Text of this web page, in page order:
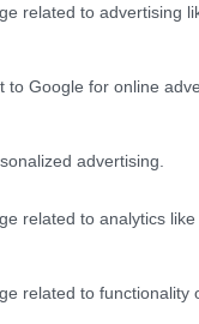
related to advertising
to Google for online
advertising.
related to analytics
related to functionality